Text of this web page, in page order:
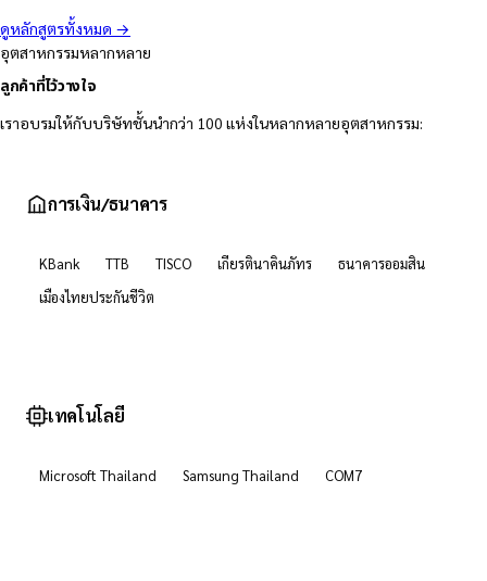
ดูหลักสูตรทั้งหมด →
อุตสาหกรรมหลากหลาย
ลูกค้าที่ไว้วางใจ
เราอบรมให้กับบริษัทชั้นนำกว่า 100 แห่งในหลากหลายอุตสาหกรรม:
การเงิน/ธนาคาร
KBank TTB TISCO เกียรตินาคินภัทร
ธนาคารออมสิน
เมืองไทยประกันชีวิต
เทคโนโลยี
Microsoft Thailand Samsung Thailand COM7